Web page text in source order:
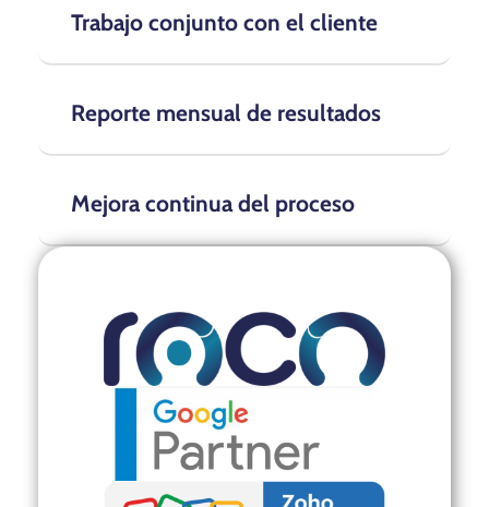
Trabajo conjunto con el cliente
Reporte mensual de resultados
Mejora continua del proceso